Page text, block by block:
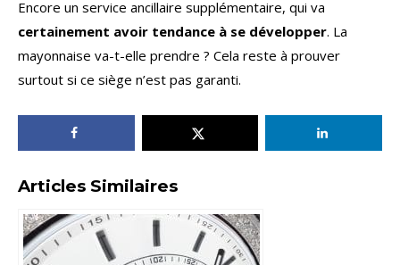
Encore un service ancillaire supplémentaire, qui va
certainement avoir tendance à se développer. La
mayonnaise va-t-elle prendre ? Cela reste à prouver
surtout si ce siège n’est pas garanti.
Articles Similaires